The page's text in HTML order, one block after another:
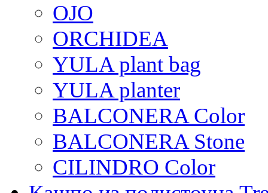
OJO
ORCHIDEA
YULA plant bag
YULA planter
BALCONERA Color
BALCONERA Stone
CILINDRO Color